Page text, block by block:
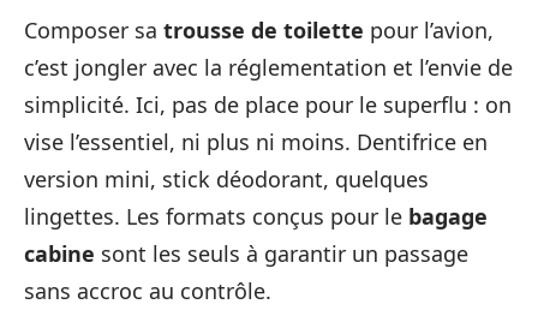
Composer sa trousse de toilette pour l’avion,
c’est jongler avec la réglementation et l’envie de
simplicité. Ici, pas de place pour le superflu : on
vise l’essentiel, ni plus ni moins. Dentifrice en
version mini, stick déodorant, quelques
lingettes. Les formats conçus pour le bagage
cabine sont les seuls à garantir un passage
sans accroc au contrôle.